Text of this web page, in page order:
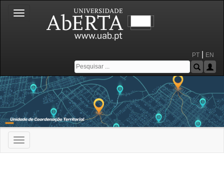
Toggle
navigation
PT EN
Toggle
navigation